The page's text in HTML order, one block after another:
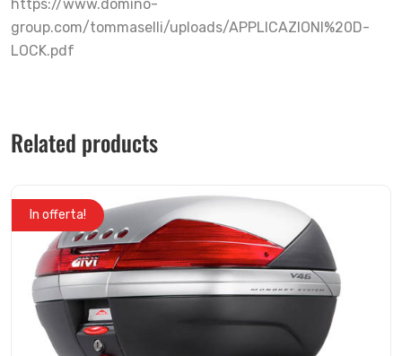
https://www.domino-
group.com/tommaselli/uploads/APPLICAZIONI%20D-
LOCK.pdf
Related products
In offerta!